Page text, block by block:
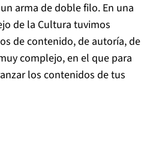
arma de doble filo. En una
de la Cultura tuvimos
de contenido, de autoría, de
complejo, en el que para
los contenidos de tus